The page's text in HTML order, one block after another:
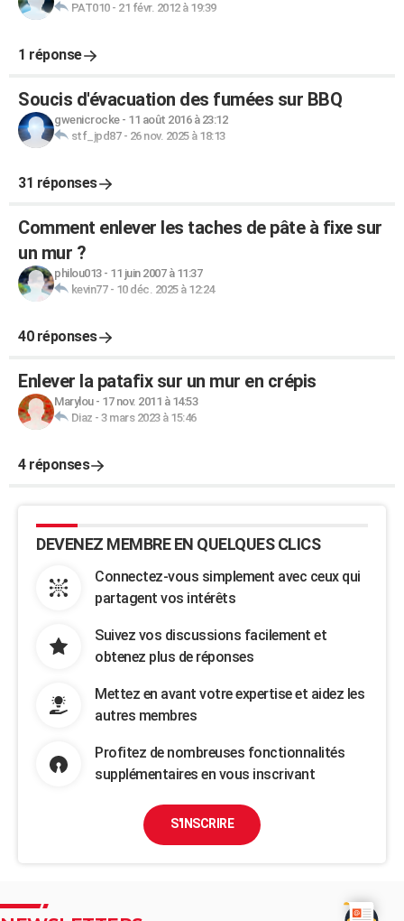
PAT010- 21 févr. 2012 à 19:39
1 réponse
Soucis d'évacuation des fumées sur BBQ
gwenicrocke- 11 août 2016 à 23:12
stf_jpd87- 26 nov. 2025 à 18:13
31 réponses
Comment enlever les taches de pâte à fixe sur
un mur ?
philou013- 11 juin 2007 à 11:37
kevin77- 10 déc. 2025 à 12:24
40 réponses
Enlever la patafix sur un mur en crépis
Marylou- 17 nov. 2011 à 14:53
Diaz - 3 mars 2023 à 15:46
4 réponses
DEVENEZ MEMBRE EN QUELQUES CLICS
Connectez-vous simplement avec ceux qui
partagent vos intérêts
Suivez vos discussions facilement et
obtenez plus de réponses
Mettez en avant votre expertise et aidez les
autres membres
Profitez de nombreuses fonctionnalités
supplémentaires en vous inscrivant
S'INSCRIRE